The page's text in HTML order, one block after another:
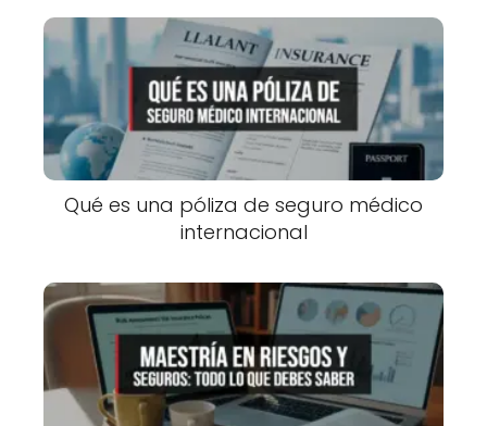
Qué es una póliza de seguro médico
internacional